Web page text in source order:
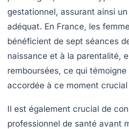
gestationnel, assurant ainsi
adéquat. En France, les
bénéficient de sept séances
naissance et à la parentalité,
remboursées, ce qui témoigne
accordée à ce moment
Il est également crucial de
professionnel de santé avant